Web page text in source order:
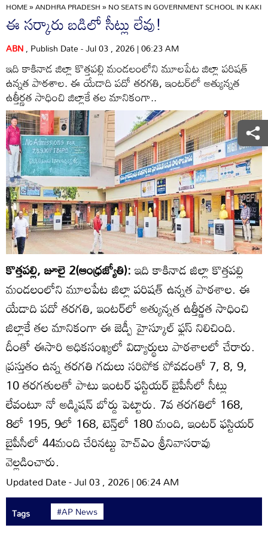
HOME»ANDHRA PRADESH»NO SEATS IN GOVERNMENT SCHOOL IN
ఈ సర్కారు బడిలో సీట్లు లేవు!
ABN, Publish Date - Jul 03 , 2026 | 06:23 AM
ఇది కాకినాడ జిల్లా కొత్తపల్లి మండలంలోని మూలపేట జిల్లా పరిషత్‌
ఉన్నత పాఠశాల. ఈ యేడాది పదో తరగతి, ఇంటర్‌లో అత్యున్నత
ఉత్తీర్ణత సాధించి జిల్లాకే తల మానికంగా..
కొత్తపల్లి, జూలై 2(ఆంధ్రజ్యోతి):ఇది కాకినాడ జిల్లా కొత్తపల్లి
మండలంలోని మూలపేట జిల్లా పరిషత్‌ ఉన్నత పాఠశాల. ఈ
యేడాది పదో తరగతి, ఇంటర్‌లో అత్యున్నత ఉత్తీర్ణత సాధించి
జిల్లాకే తల మానికంగా ఈ జెడ్పీ హైస్కూల్‌ ఫ్లస్‌ నిలిచింది.
దీంతో ఈసారి అధికసంఖ్యలో విద్యార్థులు పాఠశాలలో చేరారు.
ప్రస్తుతం ఉన్న తరగతి గదులు సరిపోక పోవడంతో 7, 8, 9,
10 తరగతులతో పాటు ఇంటర్‌ ఫస్టియర్‌ బైపీసీలో సీట్లు
లేవంటూ నో అడ్మిషన్‌ బోర్డు పెట్టారు. 7వ తరగతిలో 168,
8లో 195, 9లో 168, టెన్త్‌లో 180 మంది, ఇంటర్‌ ఫస్టియర్‌
బైపీసీలో 44మంది చేరినట్టు హెచ్‌ఎం శ్రీనివాసరావు
వెల్లడించారు.
Updated Date - Jul 03 , 2026 | 06:24 AM
Tags #AP News